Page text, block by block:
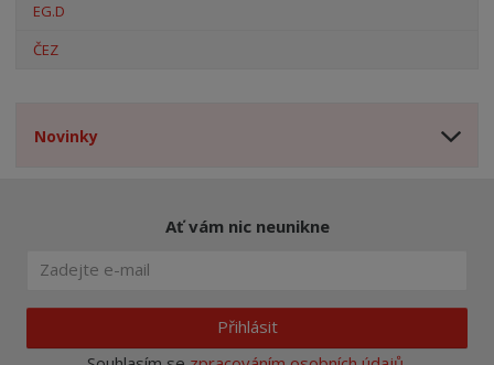
EG.D
ČEZ
Novinky
Ať vám nic neunikne
Přihlásit